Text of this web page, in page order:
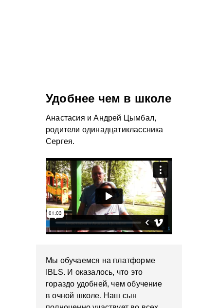
Удобнее чем в школе
Анастасия и Андрей Цымбал,
родители одинадцатиклассника
Сергея.
Мы обучаемся на платформе
IBLS. И оказалось, что это
гораздо удобней, чем обучение
в очной школе. Наш сын